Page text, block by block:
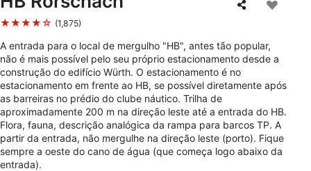
★★★★☆ (1,875)
A entrada para o local de mergulho "HB", antes tão popular,
não é mais possível pelo seu próprio estacionamento desde a
construção do edifício Würth. O estacionamento é no
estacionamento em frente ao HB, se possível diretamente após
as barreiras no prédio do clube náutico. Trilha de
aproximadamente 200 m na direção leste até a entrada do HB.
Flora, fauna, descrição analógica da rampa para barcos TP. A
partir da entrada, não mergulhe na direção leste (porto). Fique
sempre a oeste do cano de água (que começa logo abaixo da
entrada).